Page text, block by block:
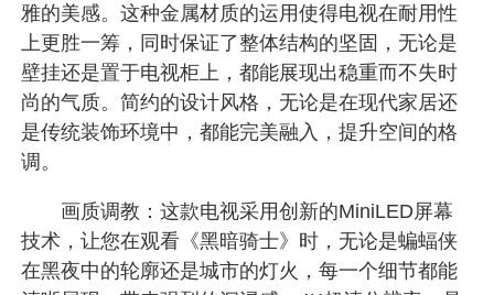
雅的美感。这种金属材质的运用使得电视在耐用性
上更胜一筹，同时保证了整体结构的坚固，无论是
壁挂还是置于电视柜上，都能展现出稳重而不失时
尚的气质。简约的设计风格，无论是在现代家居还
是传统装饰环境中，都能完美融入，提升空间的格
调。
画质调教：这款电视采用创新的MiniLED屏幕
技术，让您在观看《黑暗骑士》时，无论是蝙蝠侠
在黑夜中的轮廓还是城市的灯火，每一个细节都能